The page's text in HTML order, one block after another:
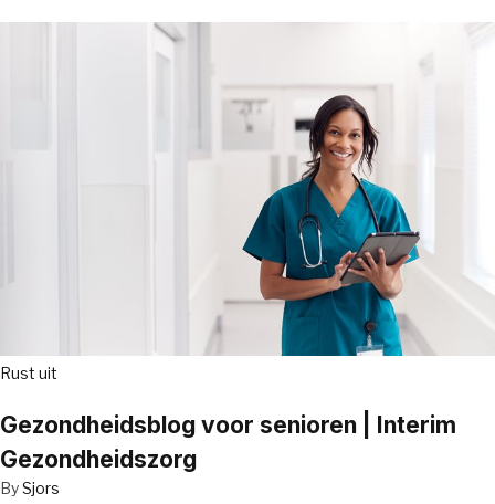
Rust uit
Gezondheidsblog voor senioren | Interim
Gezondheidszorg
BySjors